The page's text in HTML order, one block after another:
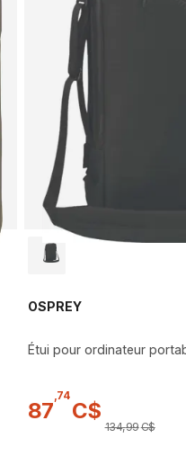
OSPREY
Étui pour ordinateur
87
74
C$
134,99C$